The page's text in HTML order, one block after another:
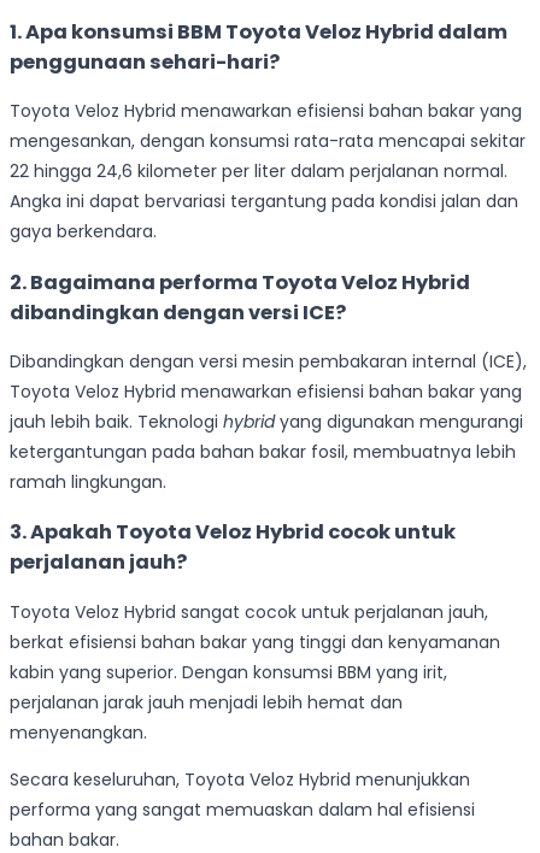
1.Apa konsumsi BBM Toyota Veloz Hybrid dalam
penggunaan sehari-hari?
Toyota Veloz Hybrid menawarkan efisiensi bahan bakar yang
mengesankan, dengan konsumsi rata-rata mencapai sekitar
22 hingga 24,6 kilometer per liter dalam perjalanan normal.
Angka ini dapat bervariasi tergantung pada kondisi jalan dan
gaya berkendara.
2.Bagaimana performa Toyota Veloz Hybrid
dibandingkan dengan versi ICE?
Dibandingkan dengan versi mesin pembakaran internal (ICE),
Toyota Veloz Hybrid menawarkan efisiensi bahan bakar yang
jauh lebih baik. Teknologi hybridyang digunakan mengurangi
ketergantungan pada bahan bakar fosil, membuatnya lebih
ramah lingkungan.
3.Apakah Toyota Veloz Hybrid cocok untuk
perjalanan jauh?
Toyota Veloz Hybrid sangat cocok untuk perjalanan jauh,
berkat efisiensi bahan bakar yang tinggi dan kenyamanan
kabin yang superior. Dengan konsumsi BBM yang irit,
perjalanan jarak jauh menjadi lebih hemat dan
menyenangkan.
Secara keseluruhan, Toyota Veloz Hybrid menunjukkan
performa yang sangat memuaskan dalam hal efisiensi
bahan bakar.